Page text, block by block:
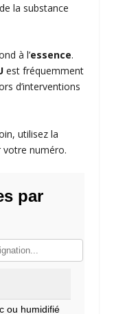
la substance
à l’essence.
est fréquemment
d’interventions
utilisez la
votre numéro.